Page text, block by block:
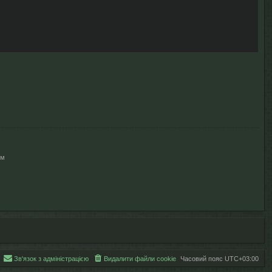
Часовий пояс UTC+03:00
Видалити файли cookie
Зв'язок з адміністрацією